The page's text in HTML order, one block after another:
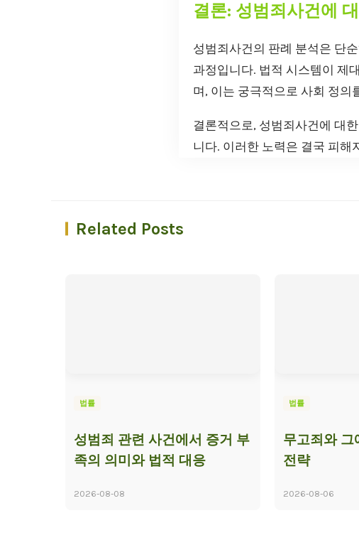
결론: 성범죄사건에
성범죄사건의 판례 분석은 단
과정입니다. 법적 시스템이 제
며, 이는 궁극적으로 사회 정의
결론적으로, 성범죄사건에 대
니다. 이러한 노력은 결국 피해
Related Posts
법률
성범죄 관련 사건에서 증거 부
족의 의미와 법적 대응
2026-08-08
법률
무고죄와 그
전략
2026-08-06